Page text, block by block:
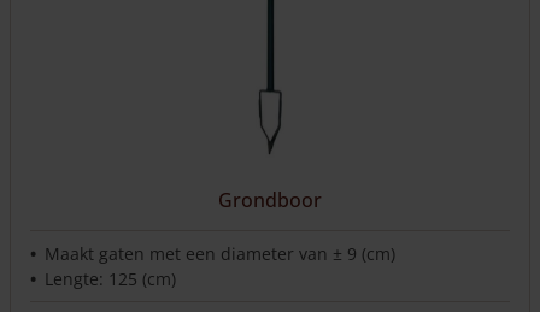
Grondboor
Maakt gaten met een diameter van ± 9 (cm)
Lengte: 125 (cm)